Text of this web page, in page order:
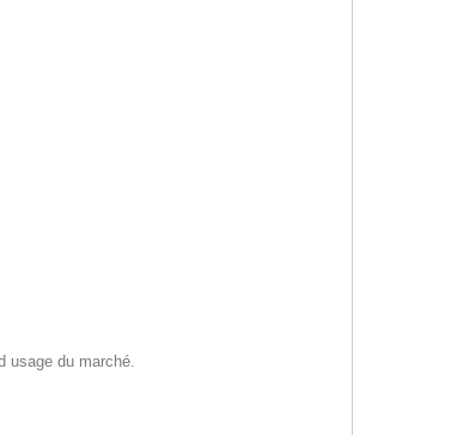
usage du marché.